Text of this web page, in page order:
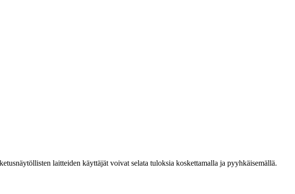
laitteiden käyttäjät voivat selata tuloksia koskettamalla ja pyyhkäisemällä.